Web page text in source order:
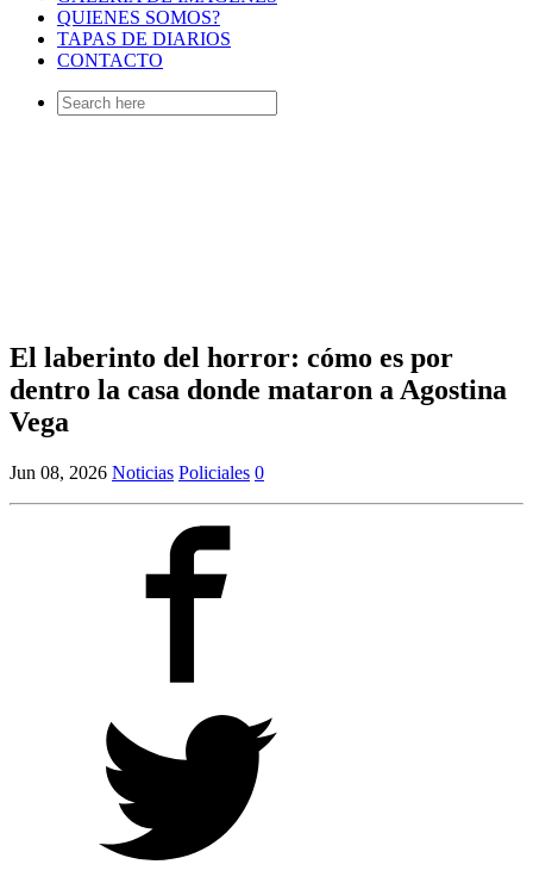
QUIENES SOMOS?
TAPAS DE DIARIOS
CONTACTO
Search
for:
El laberinto del horror: cómo es por
dentro la casa donde mataron a Agostina
Vega
Jun 08, 2026 Noticias Policiales 0